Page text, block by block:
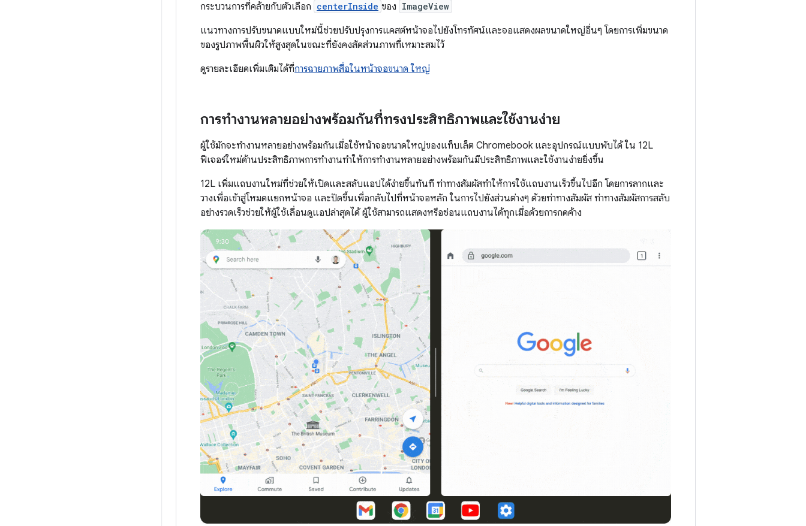
กระบวนการที่คล้ายกับตัวเลือก centerInside ของ ImageView
แนวทางการปรับขนาดแบบใหม่นี้ช่วยปรับปรุงการแคสต์หน้าจอไปยังโทรทัศน์และจอแสดงผลขนาดใหญ่อื่นๆ โดยการเพิ่มขนาด
ของรูปภาพพื้นผิวให้สูงสุดในขณะที่ยังคงสัดส่วนภาพที่เหมาะสมไว้
ดูรายละเอียดเพิ่มเติมได้ที่การฉายภาพสื่อในหน้าจอขนาด ใหญ่
การทำงานหลายอย่างพร้อมกันที่ทรงประสิทธิภาพและใช้งานง่าย
ผู้ใช้มักจะทำงานหลายอย่างพร้อมกันเมื่อใช้หน้าจอขนาดใหญ่ของแท็บเล็ต Chromebook และอุปกรณ์แบบพับได้ ใน 12L
ฟีเจอร์ใหม่ด้านประสิทธิภาพการทำงานทำให้การทำงานหลายอย่างพร้อมกันมีประสิทธิภาพและใช้งานง่ายยิ่งขึ้น
12L เพิ่มแถบงานใหม่ที่ช่วยให้เปิดและสลับแอปได้ง่ายขึ้นทันที ท่าทางสัมผัสทำให้การใช้แถบงานเร็วขึ้นไปอีก โดยการลากและ
วางเพื่อเข้าสู่โหมดแยกหน้าจอ และปัดขึ้นเพื่อกลับไปที่หน้าจอหลัก ในการไปยังส่วนต่างๆ ด้วยท่าทางสัมผัส ท่าทางสัมผัสการสลับ
อย่างรวดเร็วช่วยให้ผู้ใช้เลื่อนดูแอปล่าสุดได้ ผู้ใช้สามารถแสดงหรือซ่อนแถบงานได้ทุกเมื่อด้วยการกดค้าง